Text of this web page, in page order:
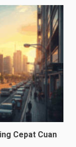
Cepat Cuan